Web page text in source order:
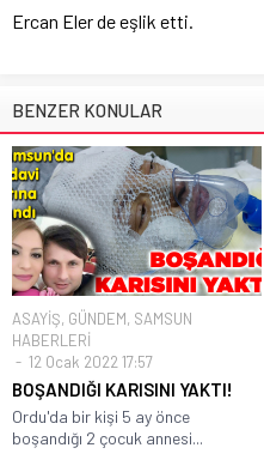
Ercan Eler de eşlik etti.
BENZER KONULAR
ASAYİŞ, GÜNDEM, SAMSUN
HABERLERİ
12 Ocak 2022 17:57
BOŞANDIĞI KARISINI YAKTI!
Ordu'da bir kişi 5 ay önce
boşandığı 2 çocuk annesi...